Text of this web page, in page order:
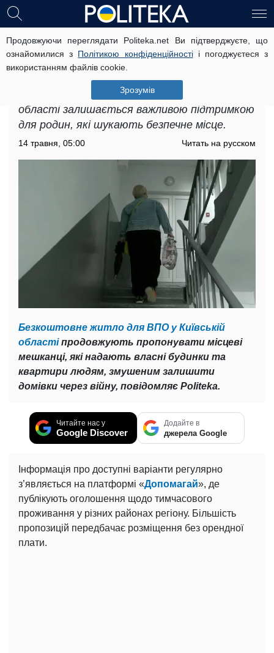
Продовжуючи переглядати Politeka.net Ви підтверджуєте, що
ознайомилися з Політикою конфіденційностіі погоджуєтеся з
використанням файлів cookie.
Зрозумів
Безкоштовне житло для ВПО у
Київській області: що варто
зробити, щоб його отримати
Безкоштовне житло для ВПО у Київській
області залишається важливою підтримкою
для родин, які шукають безпечне місце.
14 травня, 05:00 Читать на русском
Безкоштовне житло для ВПО у Київській
областіпродовжують пропонувати місцеві
мешканці, які надають власні будинки та
квартири людям, змушеним залишити
домівки через війну, повідомляє Politeka.
Читайте нас у
Google Discover
Додайте в
джерела Google
Інформація про доступні варіанти регулярно
з’являється на платформі «Допомагай», де
публікують оголошення щодо тимчасового
проживання у різних районах регіону. Більшість
пропозицій передбачає розміщення без орендної
плати.